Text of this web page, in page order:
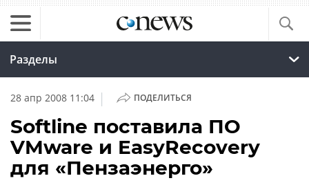
Разделы
28 апр 2008 11:04 | ПОДЕЛИТЬСЯ
Softline поставила ПО
VMware и EasyRecovery
для «Пензаэнерго»